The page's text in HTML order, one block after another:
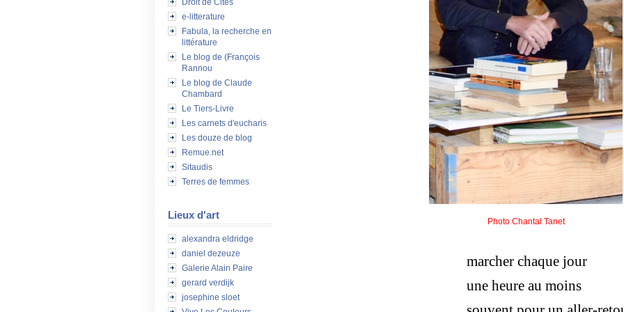
Droit de Cités
e-litterature
Fabula, la recherche en
littérature
Le blog de (François
Rannou
Le blog de Claude
Chambard
Le Tiers-Livre
Les carnets d'eucharis
Les douze de blog
Remue.net
Sitaudis
Terres de femmes
Lieux d'art
alexandra eldridge
daniel dezeuze
Galerie Alain Paire
gerard verdijk
josephine sloet
Photo Chantal Tanet
marcher chaque jour
une heure au moins